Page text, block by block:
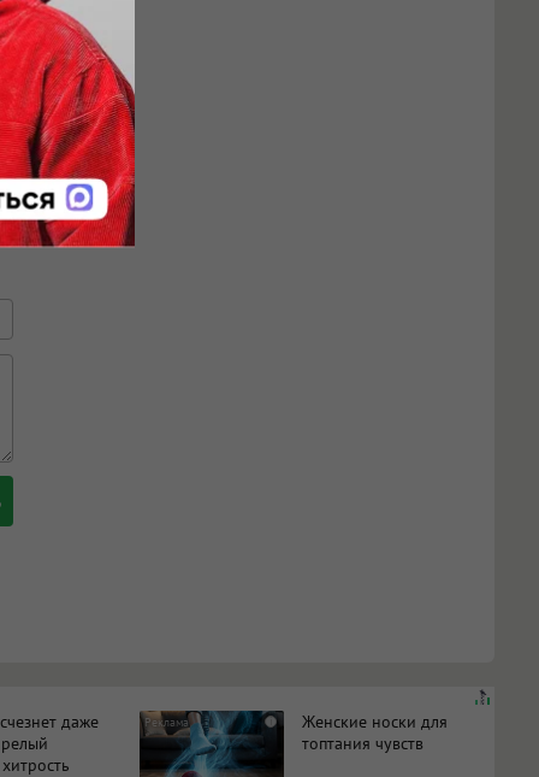
даже
i
Женские носки для
топтания чувств